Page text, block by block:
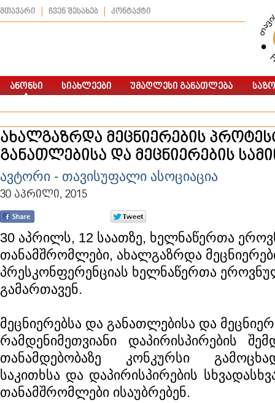
მთავარი ჩვენ შესახებ კონტაქტი
ახალგაზრდა მეცნიერების
განათლებისა და მეცნიერების
ავტორი - თავისუფალი ასოციაცია
30 აპრილი, 2015
30 აპრილს, 12 საათზე, ხელნაწერთა
თანამშრომლები, ახალგაზრდა
პრესკონფერენციას ხელნაწერთა
გამართავენ.
მეცნიერებსა და განათლებისა და
რამდენიმეთვიანი დაპირისპირების
თანამდებობაზე კონკურსი
საკითხსა და დაპირისპირების
თანამშრომლები ისაუბრებენ.